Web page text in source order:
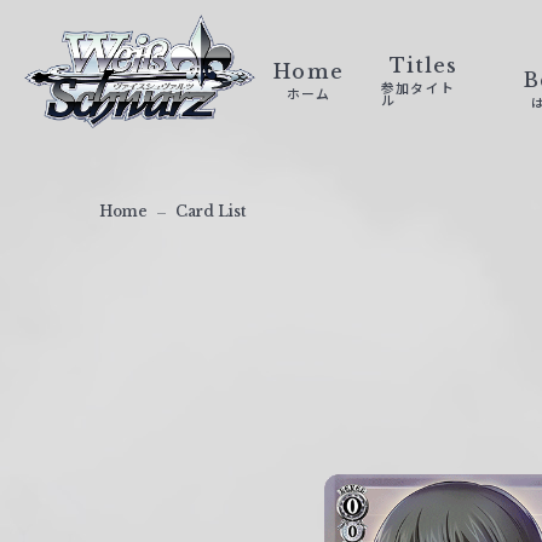
ァ
Home
ホーム
Titles
参加タイト
ル
Home Card List